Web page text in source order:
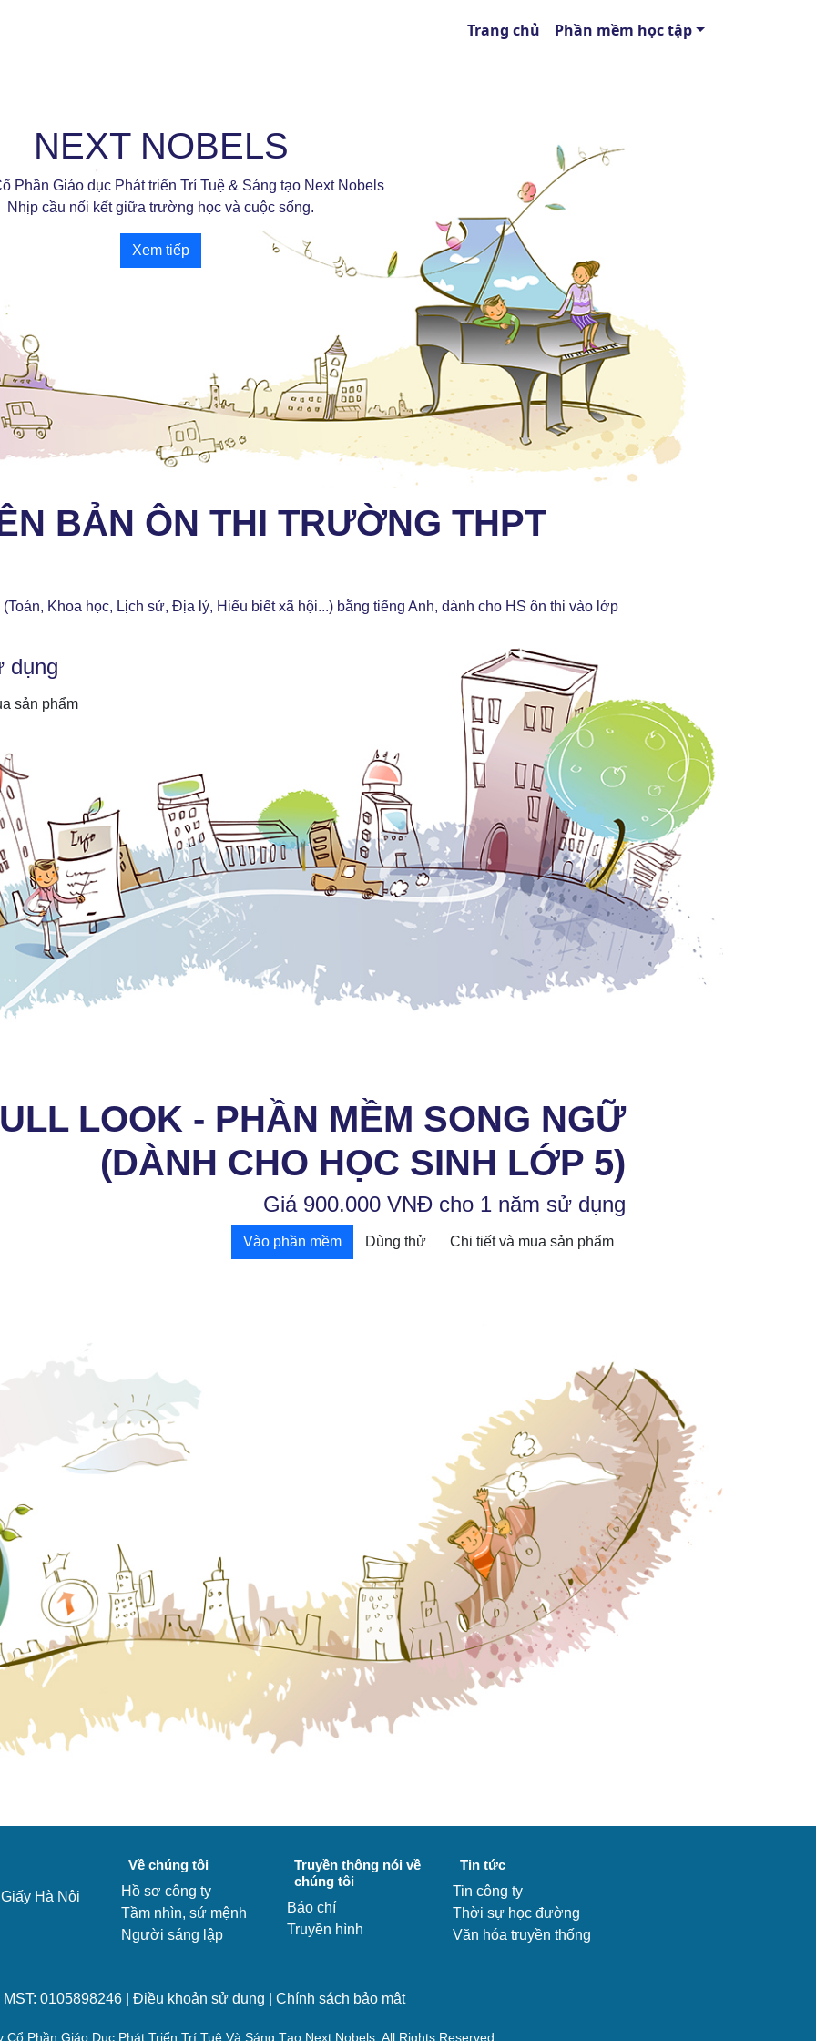
Trang chủ Phần mềm học tập
NEXT NOBELS
Phần Giáo dục Phát triển Trí Tuệ & Sáng tạo Next Nobels
Nhịp cầu nối kết giữa trường học và cuộc sống.
Xem tiếp
BẢN ÔN THI TRƯỜNG THPT
Khoa học, Lịch sử, Địa lý, Hiểu biết xã hội...) bằng tiếng Anh, dành cho HS ôn thi vào lớp
dụng
sản phẩm
LOOK - PHẦN MỀM SONG NGỮ
(DÀNH CHO HỌC SINH LỚP 5)
Giá 900.000 VNĐ cho 1 năm sử dụng
Vào phần mềm Dùng thử Chi tiết và mua sản phẩm
Hà Nội
Về chúng tôi
Hồ sơ công ty
Tầm nhìn, sứ mệnh
Người sáng lập
Truyền thông nói về
chúng tôi
Báo chí
Truyền hình
Tin tức
Tin công ty
Thời sự học đường
Văn hóa truyền thống
MST: 0105898246 | Điều khoản sử dụng Chính sách bảo mật
Cổ Phần Giáo Dục Phát Triển Trí Tuệ Và Sáng Tạo Next Nobels. All Rights Reserved